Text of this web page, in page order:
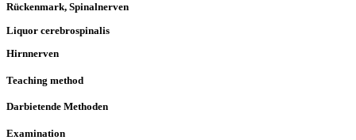
Rückenmark, Spinalnerven
Liquor cerebrospinalis
Hirnnerven
Teaching method
Darbietende Methoden
Examination